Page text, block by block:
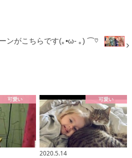
ンがこちらです(｡•ω- ｡) ⌒♡
可愛い 可愛い
2020.5.14